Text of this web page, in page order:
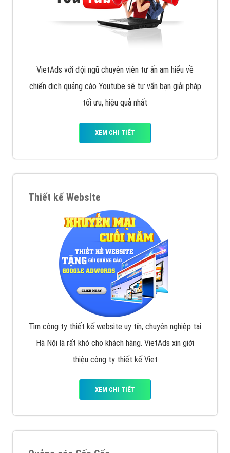
VietAds với đội ngũ chuyên viên tư ấn am hiểu về
chiến dịch quảng cáo Youtube sẽ tư vấn bạn giải pháp
tối ưu, hiệu quả nhất
XEM CHI TIẾT
Thiết kế Website
Tìm công ty thiết kế website uy tín, chuyên nghiệp tại
Hà Nội là rất khó cho khách hàng. VietAds xin giới
thiệu công ty thiết kế Viet
XEM CHI TIẾT